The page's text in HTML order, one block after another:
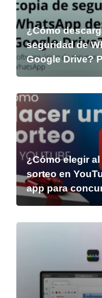
¿Cómo
seguridad de
Google Drive?
¿Cómo elegir
sorteo en
app para